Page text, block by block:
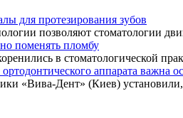
для протезирования зубов
позволяют стоматологии
поменять пломбу
в стоматологической
аппарата важна
«Вива-Дент» (Киев)